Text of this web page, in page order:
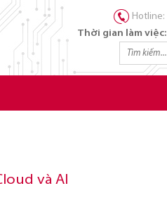
Hotline:
Thời gian làm việc:
và AI